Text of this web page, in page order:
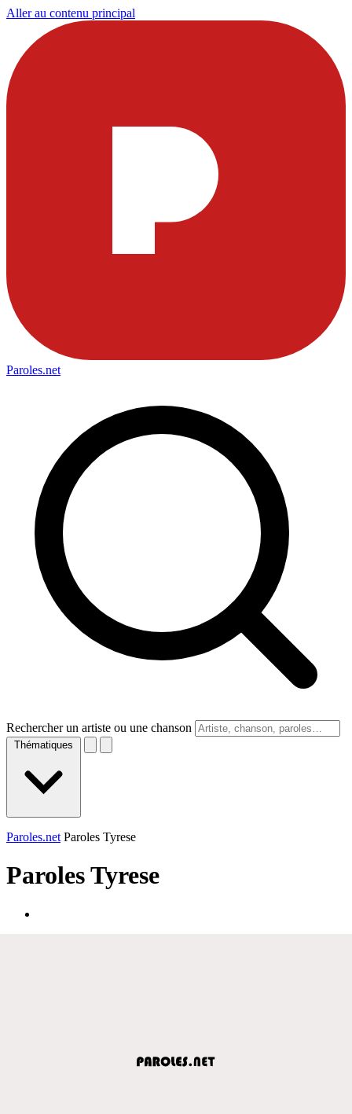
Aller au contenu principal
Paroles.net
Rechercher un artiste ou une chanson
Thématiques
Paroles.net Paroles Tyrese
ParolesTyrese